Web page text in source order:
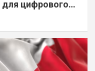
цифрового